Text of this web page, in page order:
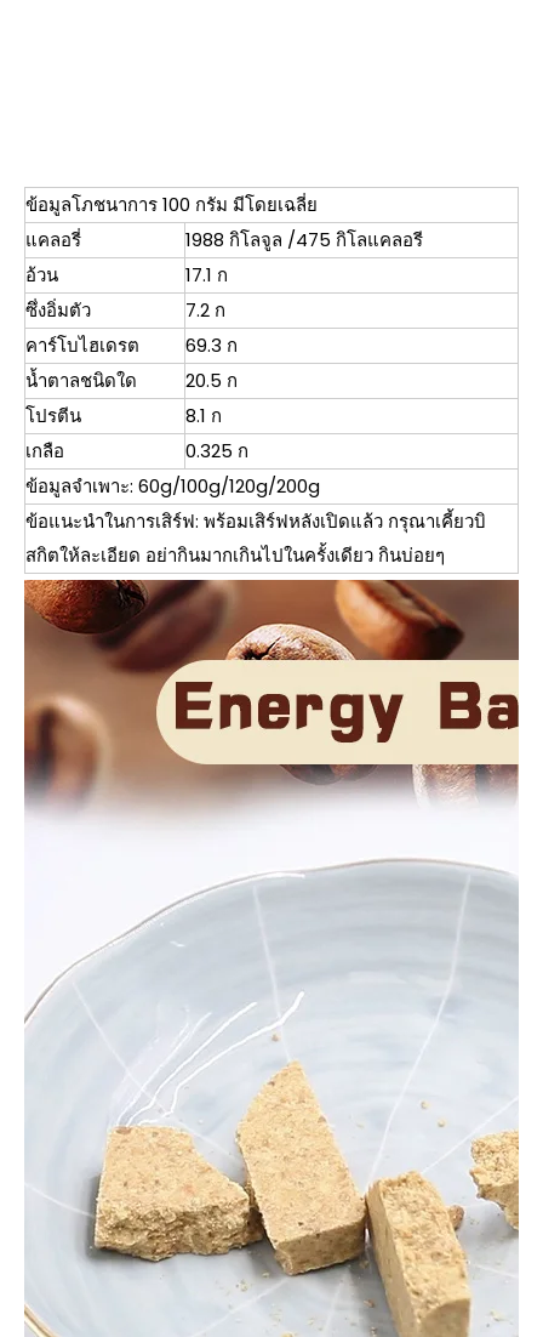
ข้อมูลโภชนาการ 100 กรัม มีโดยเฉลี่ย
แคลอรี่
1988 กิโลจูล /475 กิโลแคลอรี
อ้วน
17.1 ก
ซึ่งอิ่มตัว
7.2 ก
คาร์โบไฮเดรต
69.3 ก
น้ำตาลชนิดใด
20.5 ก
โปรตีน
8.1 ก
เกลือ
0.325 ก
ข้อมูลจำเพาะ: 60g/100g/120g/200g
ข้อแนะนำในการเสิร์ฟ: พร้อมเสิร์ฟหลังเปิดแล้ว กรุณาเคี้ยวบิ
สกิตให้ละเอียด อย่ากินมากเกินไปในครั้งเดียว กินบ่อยๆ